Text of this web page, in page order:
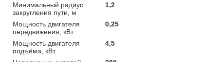
Минимальный радиус
закругления пути, м
1,2
Мощность двигателя
передвижения, кВт
0,25
Мощность двигателя
подъёма, кВт
4,5